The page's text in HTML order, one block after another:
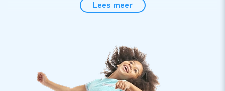
ook met een handige transportzak en een duidelijke
JB-objecten zijn op meerdere punten verstevigd en
meervoudig gestikt en zijn gemaakt van sterke, hoge
kwaliteit nylon. Ze zijn daardoor duurzaam en eenvoudig
Lees meer